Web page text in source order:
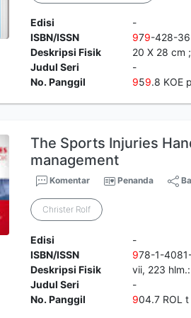
Edisi
-
ISBN/ISSN
979-428-
Deskripsi Fisik
20 X 28 cm
Judul Seri
-
No. Panggil
959.8 KOE p
The Sports Injuries
management
Komentar Penanda
Christer Rolf
Edisi
-
ISBN/ISSN
978-1-
Deskripsi Fisik
vii, 223
Judul Seri
-
No. Panggil
904.7 ROL t